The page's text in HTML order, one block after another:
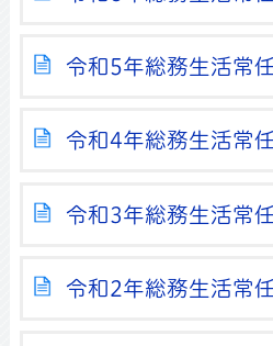
令和5年総務生活常
令和4年総務生活常
令和3年総務生活常
令和2年総務生活常